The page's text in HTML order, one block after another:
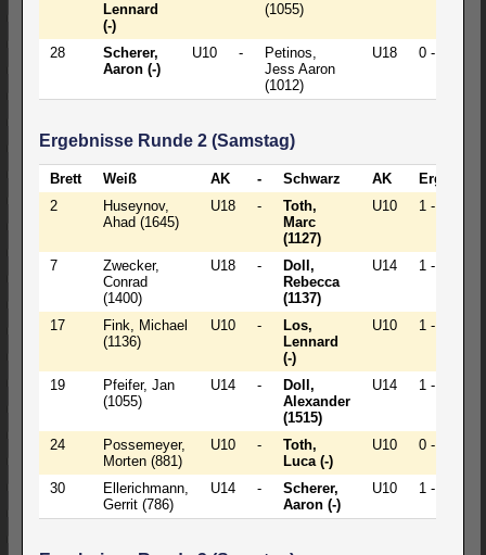
Lennard
(-)
(1055)
28
Scherer,
Aaron (-)
U10 -
Petinos,
Jess Aaron
(1012)
U18 0 - 1
Ergebnisse Runde 2 (Samstag)
Brett Weiß AK - Schwarz AK
Ergebnis
2
Huseynov,
Ahad (1645)
U18 -
Toth,
Marc
(1127)
U10 1 - 0
7
Zwecker,
Conrad
(1400)
U18 -
Doll,
Rebecca
(1137)
U14 1 - 0
17
Fink, Michael
(1136)
U10 -
Los,
Lennard
(-)
U10 1 - 0
19
Pfeifer, Jan
(1055)
U14 -
Doll,
Alexander
(1515)
U14 1 - 0
24
Possemeyer,
Morten (881)
U10 -
Toth,
Luca (-)
U10 0 - 1
30
Ellerichmann,
Gerrit (786)
U14 -
Scherer,
Aaron (-)
U10 1 - 0